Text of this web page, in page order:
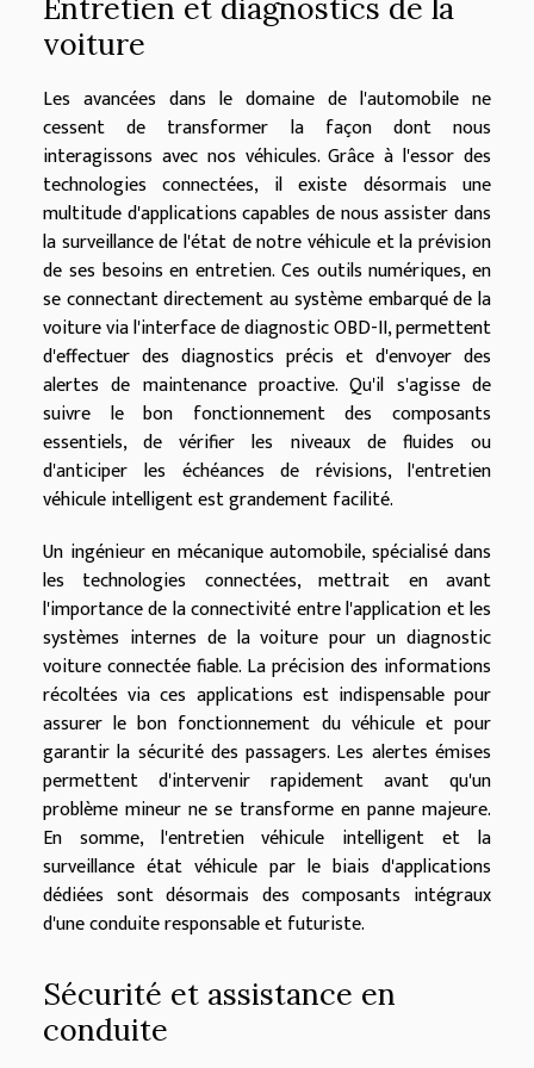
Entretien et diagnostics de la
voiture
Les avancées dans le domaine de l'automobile ne
cessent de transformer la façon dont nous
interagissons avec nos véhicules. Grâce à l'essor des
technologies connectées, il existe désormais une
multitude d'applications capables de nous assister dans
la surveillance de l'état de notre véhicule et la prévision
de ses besoins en entretien. Ces outils numériques, en
se connectant directement au système embarqué de la
voiture via l'interface de diagnostic OBD-II, permettent
d'effectuer des diagnostics précis et d'envoyer des
alertes de maintenance proactive. Qu'il s'agisse de
suivre le bon fonctionnement des composants
essentiels, de vérifier les niveaux de fluides ou
d'anticiper les échéances de révisions, l'entretien
véhicule intelligent est grandement facilité.
Un ingénieur en mécanique automobile, spécialisé dans
les technologies connectées, mettrait en avant
l'importance de la connectivité entre l'application et les
systèmes internes de la voiture pour un diagnostic
voiture connectée fiable. La précision des informations
récoltées via ces applications est indispensable pour
assurer le bon fonctionnement du véhicule et pour
garantir la sécurité des passagers. Les alertes émises
permettent d'intervenir rapidement avant qu'un
problème mineur ne se transforme en panne majeure.
En somme, l'entretien véhicule intelligent et la
surveillance état véhicule par le biais d'applications
dédiées sont désormais des composants intégraux
d'une conduite responsable et futuriste.
Sécurité et assistance en
conduite